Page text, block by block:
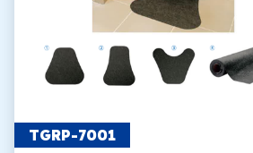
TGRP-7001